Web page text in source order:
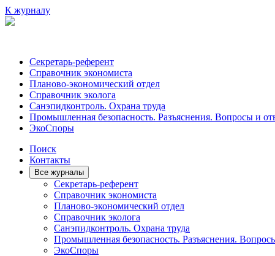
К журналу
Секретарь-референт
Справочник экономиста
Планово-экономический отдел
Справочник эколога
Санэпидконтроль. Охрана труда
Промышленная безопасность. Разъяснения. Вопросы и
ЭкоСпоры
Поиск
Контакты
Все журналы
Секретарь-референт
Справочник экономиста
Планово-экономический отдел
Справочник эколога
Санэпидконтроль. Охрана труда
Промышленная безопасность. Разъяснения.
ЭкоСпоры